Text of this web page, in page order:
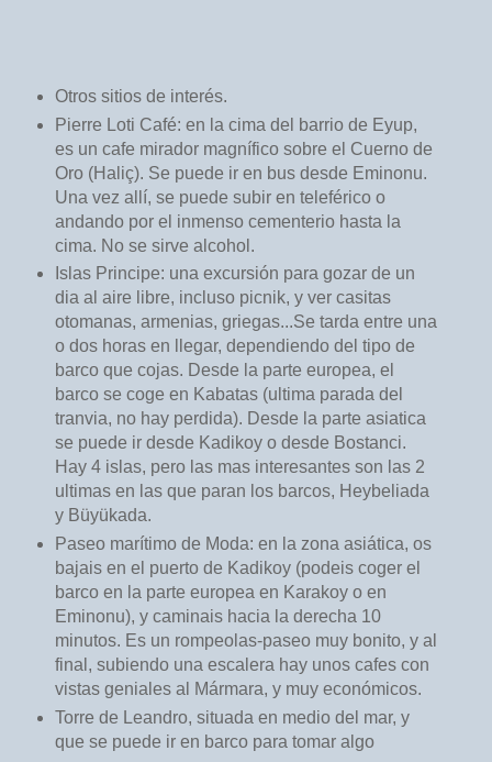
Otros sitios de interés.
Pierre Loti Café: en la cima del barrio de Eyup,
es un cafe mirador magnífico sobre el Cuerno de
Oro (Haliç). Se puede ir en bus desde Eminonu.
Una vez allí, se puede subir en teleférico o
andando por el inmenso cementerio hasta la
cima. No se sirve alcohol.
Islas Principe: una excursión para gozar de un
dia al aire libre, incluso picnik, y ver casitas
otomanas, armenias, griegas...Se tarda entre una
o dos horas en llegar, dependiendo del tipo de
barco que cojas. Desde la parte europea, el
barco se coge en Kabatas (ultima parada del
tranvia, no hay perdida). Desde la parte asiatica
se puede ir desde Kadikoy o desde Bostanci.
Hay 4 islas, pero las mas interesantes son las 2
ultimas en las que paran los barcos, Heybeliada
y Büyükada.
Paseo marítimo de Moda: en la zona asiática, os
bajais en el puerto de Kadikoy (podeis coger el
barco en la parte europea en Karakoy o en
Eminonu), y caminais hacia la derecha 10
minutos. Es un rompeolas-paseo muy bonito, y al
final, subiendo una escalera hay unos cafes con
vistas geniales al Mármara, y muy económicos.
Torre de Leandro, situada en medio del mar, y
que se puede ir en barco para tomar algo